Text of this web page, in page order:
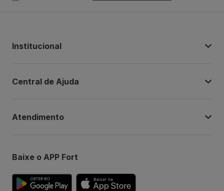
Institucional
Central de Ajuda
Atendimento
Baixe o APP Fort